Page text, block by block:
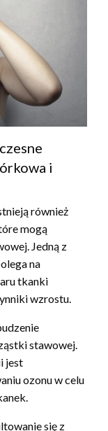
i
również
mogą
Jedną z
na
tkanki
wzrostu.
stawowej.
jest
ozonu w celu
się z